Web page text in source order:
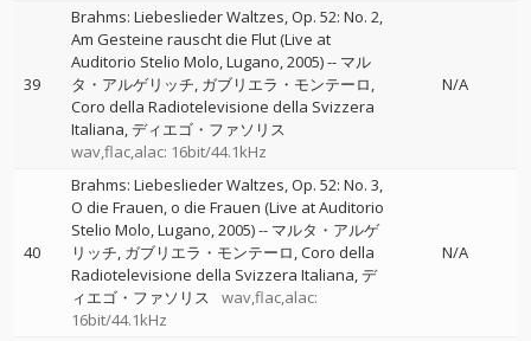
39
Brahms: Liebeslieder Waltzes, Op. 52: No. 2,
Am Gesteine rauscht die Flut (Live at
Auditorio Stelio Molo, Lugano, 2005)-- マル
タ・アルゲリッチ ガブリエラ・モンテーロ
Coro della Radiotelevisione della Svizzera
Italiana ディエゴ・ファソリス
wav,flac,alac: 16bit/44.1kHz
N/A
40
Brahms: Liebeslieder Waltzes, Op. 52: No. 3,
O die Frauen, o die Frauen (Live at Auditorio
Stelio Molo, Lugano, 2005)-- マルタ・アルゲ
リッチ ガブリエラ・モンテーロ Coro della
Radiotelevisione della Svizzera Italiana デ
ィエゴ・ファソリス
wav,flac,alac:
16bit/44.1kHz
N/A